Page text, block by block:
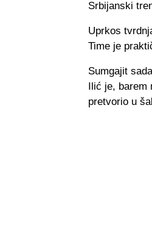
Srbijanski
Uprkos
Time je
Sumgajit
Ilić je, barem
pretvorio u